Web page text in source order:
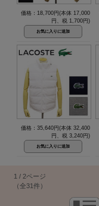
価格：18,700円(本体 17,000
円、税 1,700円)
価格：35,640円(本体 32,400
円、税 3,240円)
1 / 2ページ
（全31件）